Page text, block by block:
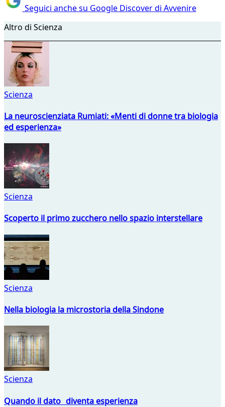
Seguici anche su Google Discover di Avvenire
Altro di Scienza
Scienza
La neuroscienziata Rumiati: «Menti di donne tra biologia
ed esperienza»
Scienza
Scoperto il primo zucchero nello spazio interstellare
Scienza
Nella biologia la microstoria della Sindone
Scienza
Quando il dato diventa esperienza